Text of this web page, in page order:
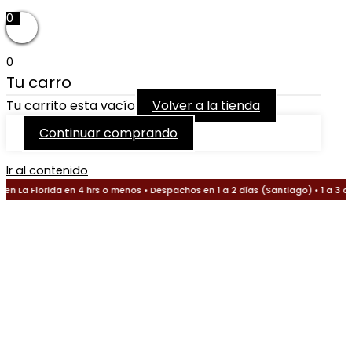
0
0
Tu carro
Tu carrito esta vacío
Volver a la tienda
Continuar comprando
Ir al contenido
Florida en 4 hrs o menos • Despachos en 1 a 2 días (Santiago) • 1 a 3